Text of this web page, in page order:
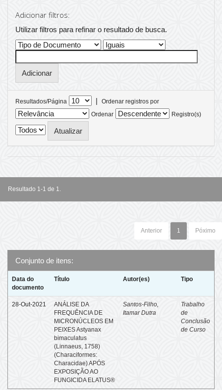
Adicionar filtros:
Utilizar filtros para refinar o resultado de busca.
Resultados/Página |
Ordenar registros por
Ordenar
Registro(s)
Resultado 1-1 de 1.
Anterior 1 Póximo
Conjunto de itens:
Data do
documento
Título Autor(es) Tipo
28-Out-2021
ANÁLISE DA
FREQUÊNCIA DE
MICRONÚCLEOS EM
PEIXES Astyanax
bimaculatus
(Linnaeus, 1758)
(Characiformes:
Characidae) APÓS
EXPOSIÇÃO AO
FUNGICIDA ELATUS®
Santos-Filho,
Itamar Dutra
Trabalho
de
Conclusão
de Curso